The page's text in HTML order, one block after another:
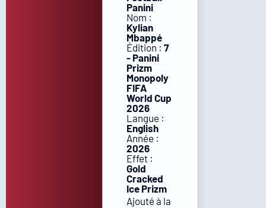
Panini
Nom :
Kylian
Mbappé
Édition : 7
- Panini
Prizm
Monopoly
FIFA
World Cup
2026
Langue :
English
Année :
2026
Effet :
Gold
Cracked
Ice Prizm
Ajouté à la